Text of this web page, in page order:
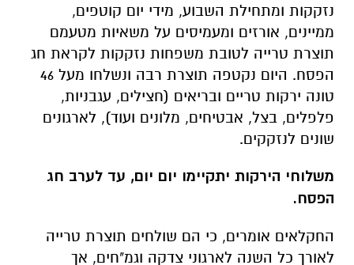
נזקקות ומתחילת השבוע, מידי יום קוטפים,
ממיינים, אורזים ומעמיסים על משאיות מטעמם
תוצרת טרייה לטובת משפחות נזקקות לקראת חג
הפסח. היום נקטפה תוצרת רבה ונשלחו מעל 46
טונה ירקות טריים ובריאים (חצילים, עגבניות,
פלפלים, בצל, אבטיחים, מלונים ועוד), לארגונים
שונים לנזקקים.
משלוחי הירקות יתקיימו יום יום, עד לערב חג
הפסח.
החקלאים אומרים, כי הם שולחים תוצרת טרייה
לאורך כל השנה לארגוני צדקה וגמ"חים, אך